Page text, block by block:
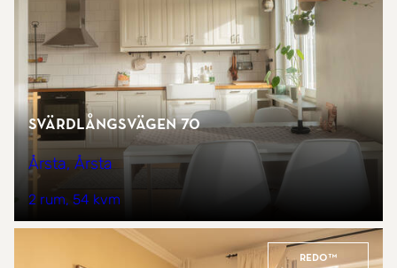
Svärdlångsvägen 70
Årsta, Årsta
2 rum 54 kvm
REDO™